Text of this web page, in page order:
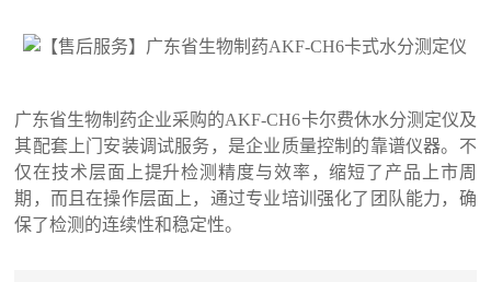
广东省生物制药企业采购的AKF-CH6卡尔费休水分测定仪及
其配套上门安装调试服务，是企业质量控制的靠谱仪器。不
仅在技术层面上提升检测精度与效率，缩短了产品上市周
期，而且在操作层面上，通过专业培训强化了团队能力，确
保了检测的连续性和稳定性。